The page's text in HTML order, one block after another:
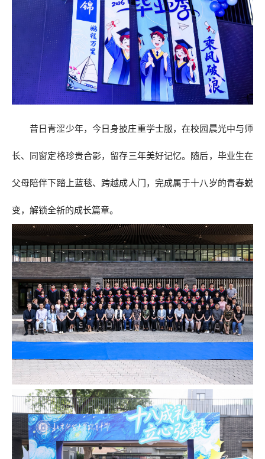
昔日青涩少年，今日身披庄重学士服，在校园晨光中与师
长、同窗定格珍贵合影，留存三年美好记忆。随后，毕业生在
父母陪伴下踏上蓝毯、跨越成人门，完成属于十八岁的青春蜕
变，解锁全新的成长篇章。